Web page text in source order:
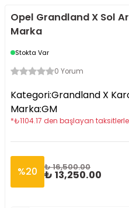
Opel Grandland X Sol
Marka
Stokta Var
0 Yorum
Kategori:Grandland X
Marka:GM
*₺1104.17 den başlayan taksitlerle
%20 ₺ 16,500.00
₺ 13,250.00